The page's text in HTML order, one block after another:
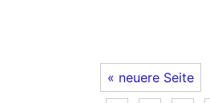
« neuere Seite